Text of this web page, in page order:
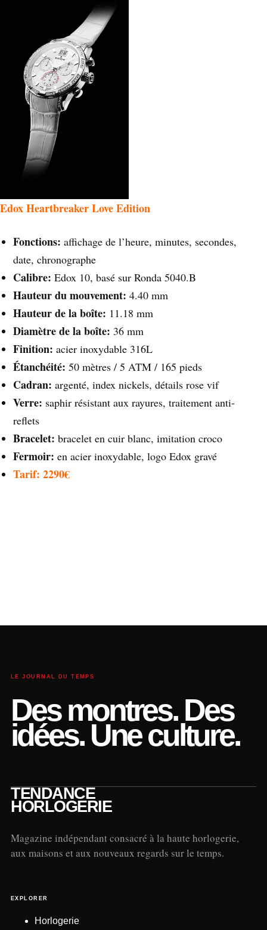
Edox Heartbreaker Love Edition
Fonctions: affichage de l’heure, minutes, secondes,
date, chronographe
Calibre: Edox 10, basé sur Ronda 5040.B
Hauteur du mouvement: 4.40 mm
Hauteur de la boîte: 11.18 mm
Diamètre de la boîte: 36 mm
Finition: acier inoxydable 316L
Étanchéité: 50 mètres / 5 ATM / 165 pieds
Cadran: argenté, index nickels, détails rose vif
Verre: saphir résistant aux rayures, traitement anti-
reflets
Bracelet: bracelet en cuir blanc, imitation croco
Fermoir: en acier inoxydable, logo Edox gravé
Tarif: 2290€
LE JOURNAL DU TEMPS
Des montres. Des
idées. Une culture.
TENDANCE
HORLOGERIE
Magazine indépendant consacré à la haute horlogerie,
aux maisons et aux nouveaux regards sur le temps.
EXPLORER
Horlogerie